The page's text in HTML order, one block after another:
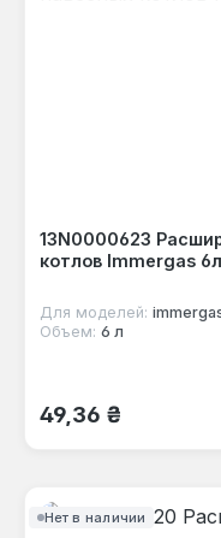
13N0000623
котлов Immergas
Для моделей:
Объем: 6 л
Обычная цена:
49,36 ₴
Нет в наличии